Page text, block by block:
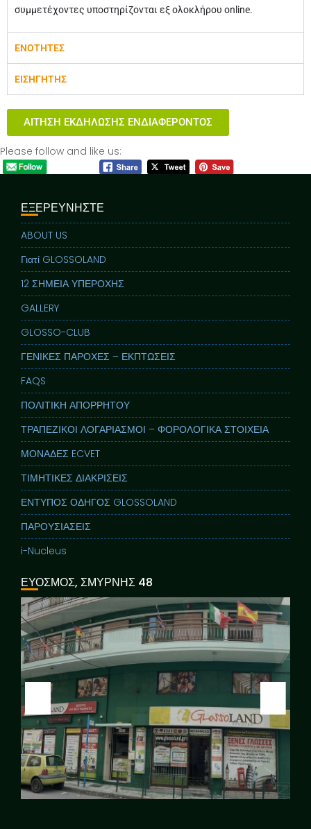
συμμετέχοντες υποστηρίζονται εξ ολοκλήρου online.
ΕΝΟΤΗΤΕΣ
ΕΙΣΗΓΗΤΗΣ
ΑΙΤΗΣΗ ΕΚΔΗΛΩΣΗΣ ΕΝΔΙΑΦΕΡΟΝΤΟΣ
Please follow and like us:
ΕΞΕΡΕΥΝΗΣΤΕ
ABOUT US
Γιατί GLOSSOLAND
12 ΣΗΜΕΙΑ ΥΠΕΡΟΧΗΣ
GALLERY
GLOSSO-CLUB
ΓΕΝΙΚΕΣ ΠΑΡΟΧΕΣ – ΕΚΠΤΩΣΕΙΣ
FAQS
ΠΟΛΙΤΙΚΗ ΑΠΟΡΡΗΤΟΥ
ΤΡΑΠΕΖΙΚΟΙ ΛΟΓΑΡΙΑΣΜΟΙ – ΦΟΡΟΛΟΓΙΚΑ ΣΤΟΙΧΕΙΑ
ΜΟΝΑΔΕΣ ECVET
ΤΙΜΗΤΙΚΕΣ ΔΙΑΚΡΙΣΕΙΣ
ΕΝΤΥΠΟΣ ΟΔΗΓΟΣ GLOSSOLAND
ΠΑΡΟΥΣΙΑΣΕΙΣ
i-Nucleus
ΕΥΟΣΜΟΣ, ΣΜΥΡΝΗΣ 48